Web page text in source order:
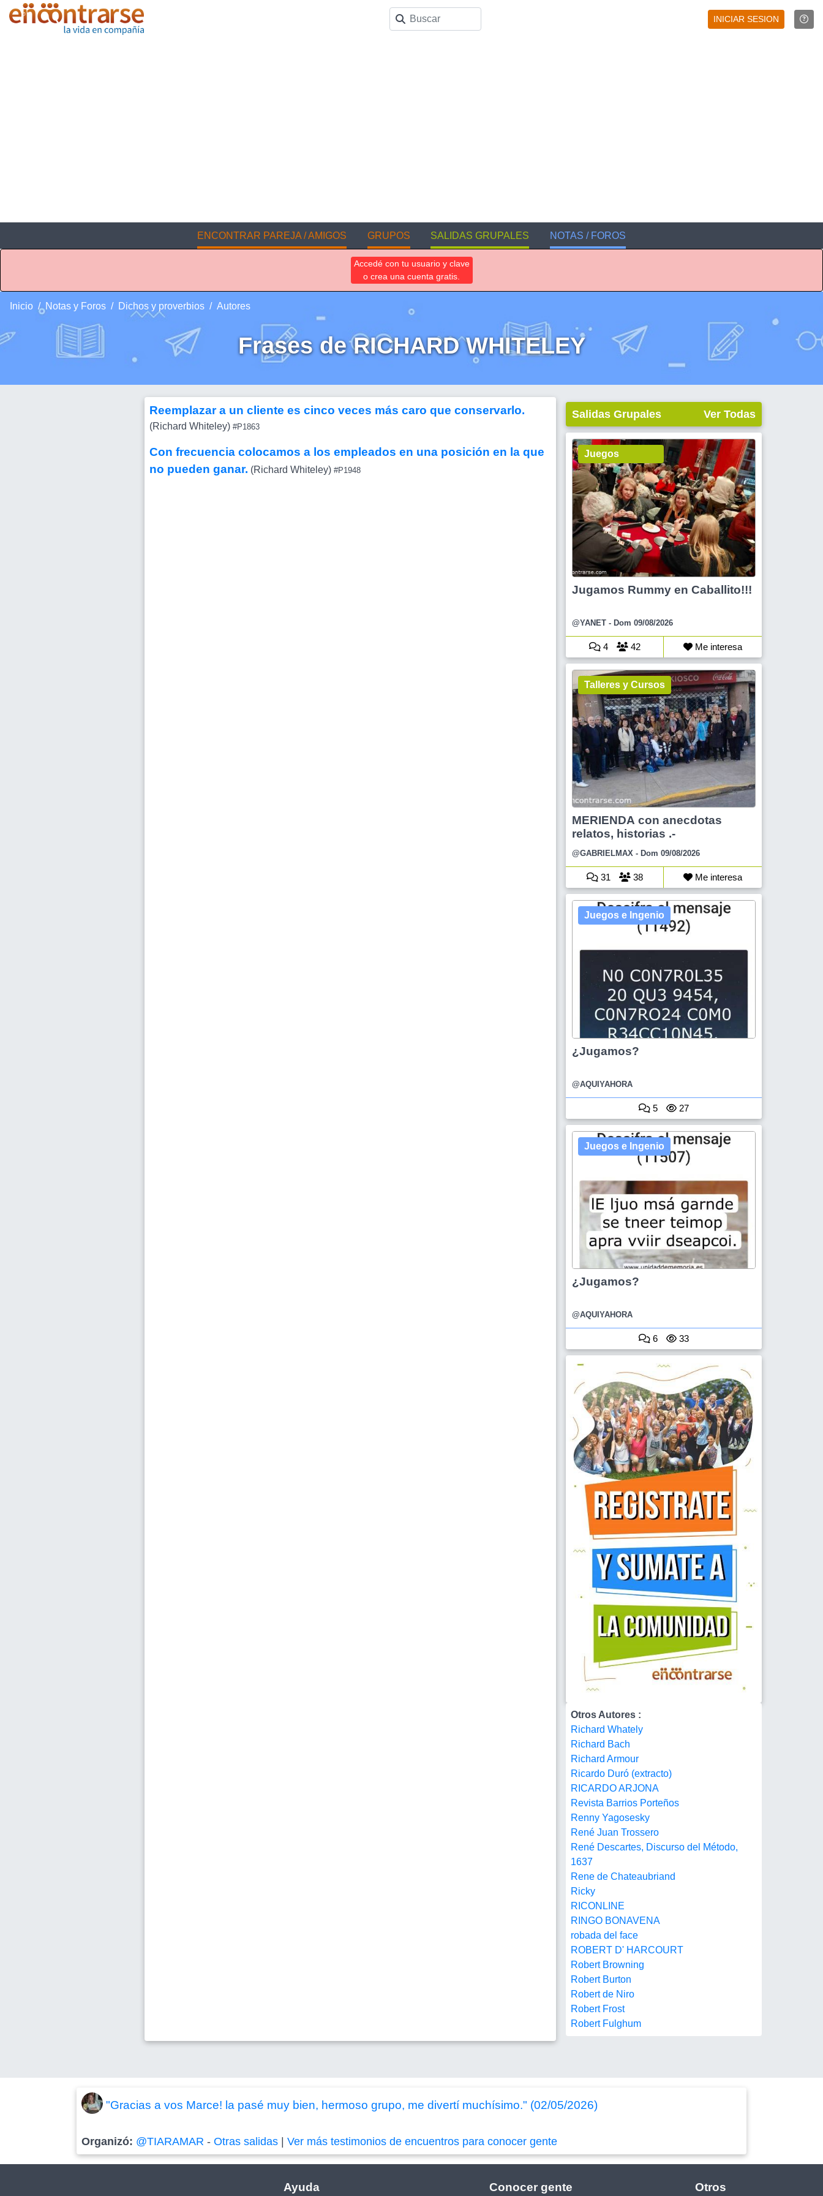
INICIAR SESION
ENCONTRAR PAREJA / AMIGOS GRUPOS SALIDAS GRUPALES NOTAS / FOROS
Accedé con tu usuario y clave
o crea una cuenta gratis.
Inicio Notas y Foros Dichos y proverbios Autores
Frases de RICHARD WHITELEY
Reemplazar a un cliente es cinco veces más caro que conservarlo.
(Richard Whiteley) #P1863
Con frecuencia colocamos a los empleados en una posición en la que
no pueden ganar. (Richard Whiteley) #P1948
Salidas Grupales Ver Todas
Juegos
Jugamos Rummy en Caballito!!!
@YANET - Dom 09/08/2026
4 42 Me interesa
Talleres y Cursos
MERIENDA con anecdotas
relatos, historias .-
@GABRIELMAX - Dom 09/08/2026
31 38 Me interesa
Juegos e Ingenio
¿Jugamos?
@AQUIYAHORA
5 27
Juegos e Ingenio
¿Jugamos?
@AQUIYAHORA
6 33
Otros Autores :
Richard Whately
Richard Bach
Richard Armour
Ricardo Duró (extracto)
RICARDO ARJONA
Revista Barrios Porteños
Renny Yagosesky
René Juan Trossero
René Descartes, Discurso del Método,
1637
Rene de Chateaubriand
Ricky
RICONLINE
RINGO BONAVENA
robada del face
ROBERT D' HARCOURT
Robert Browning
Robert Burton
Robert de Niro
Robert Frost
Robert Fulghum
"Gracias a vos Marce! la pasé muy bien, hermoso grupo, me divertí muchísimo." (02/05/2026)
Organizó: @TIARAMAR -Otras salidas |Ver más testimonios de encuentros para conocer gente
Ayuda Conocer gente Otros